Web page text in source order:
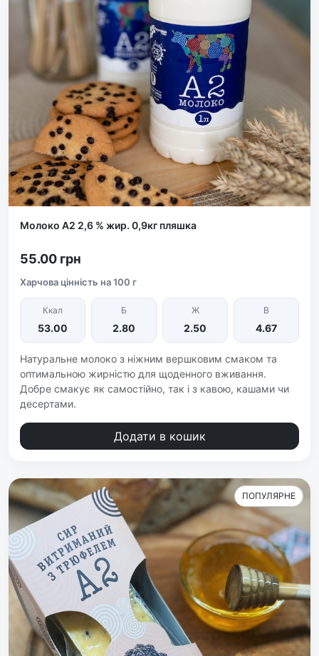
Молоко А2 2,6 % жир. 0,9кг пляшка
55.00 грн
Харчова цінність на 100 г
Ккал
53.00
Б
2.80
Ж
2.50
В
4.67
Натуральне молоко з ніжним вершковим смаком та
оптимальною жирністю для щоденного вживання.
Добре смакує як самостійно, так і з кавою, кашами чи
десертами.
Додати в кошик
ПОПУЛЯРНЕ